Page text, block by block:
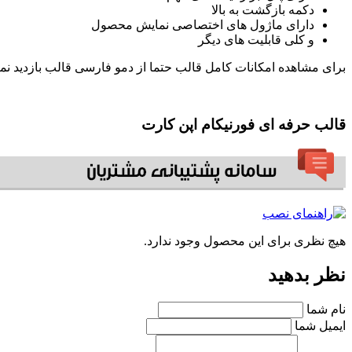
دکمه بازگشت به بالا
دارای ماژول های اختصاصی نمایش محصول
و کلی قابلیت های دیگر
برای مشاهده امکانات کامل قالب حتما از دمو فارسی قالب بازدید
قالب حرفه ای فورنیکام اپن کارت
هیچ نظری برای این محصول وجود ندارد.
نظر بدهید
نام شما
ایمیل شما